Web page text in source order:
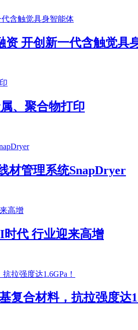
开创新一代含触觉具
、聚合物打印
材管理系统SnapDryer
代 行业迎来高增
复合材料，抗拉强度达